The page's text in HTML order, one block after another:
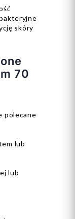
skóry
70
polecane
lub
lub